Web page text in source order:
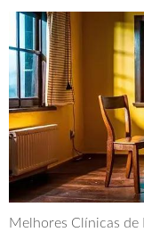
Melhores Clínicas de